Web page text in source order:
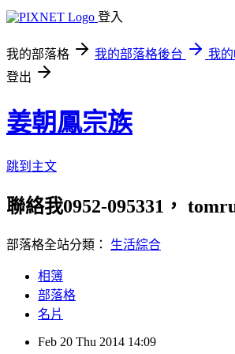
登入
我的部落格 我的部落格後台
我
登出
姜朝鳳宗族
跳到主文
聯絡我0952-095331，
部落格全站分類： 生活綜合
相簿
部落格
名片
Feb 20 Thu 2014 14:09